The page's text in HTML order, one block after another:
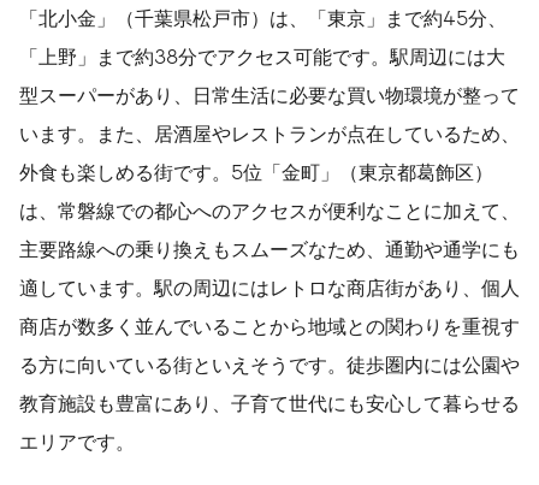
「北小金」（千葉県松戸市）は、「東京」まで約45分、
「上野」まで約38分でアクセス可能です。駅周辺には大
型スーパーがあり、日常生活に必要な買い物環境が整って
います。また、居酒屋やレストランが点在しているため、
外食も楽しめる街です。5位「金町」（東京都葛飾区）
は、常磐線での都心へのアクセスが便利なことに加えて、
主要路線への乗り換えもスムーズなため、通勤や通学にも
適しています。駅の周辺にはレトロな商店街があり、個人
商店が数多く並んでいることから地域との関わりを重視す
る方に向いている街といえそうです。徒歩圏内には公園や
教育施設も豊富にあり、子育て世代にも安心して暮らせる
エリアです。